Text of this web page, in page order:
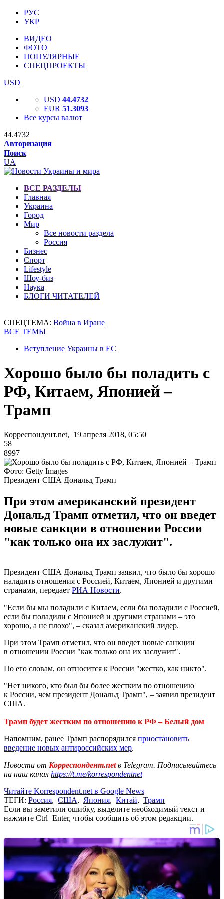
РУС
УКР
ВИДЕО
ФОТО
ПОПУЛЯРНЫЕ
СПЕЦПРОЕКТЫ
USD
USD 44.4732
EUR 51.3093
Все курсы валют
44.4732
Авторизация
Поиск
UA
ВСЕ РАЗДЕЛЫ
Главная
Украина
Город
Мир
Все новости раздела
Россия
Бизнес
Спорт
Lifestyle
Шоу-биз
Наука
БЛОГИ ЧИТАТЕЛЕЙ
СПЕЦТЕМА: Война в Иране
ВСЕ ТЕМЫ
Вступление Украины в ЕС
Хорошо было бы поладить с
РФ, Китаем, Японией –
Трамп
Корреспондент.net, 19 апреля 2018, 05:50
58
8997
Фото: Getty Images
Президент США Дональд Трамп
При этом американский президент
Дональд Трамп отметил, что он введет
новые санкции в отношении России
"как только она их заслужит".
Президент США Дональд Трамп заявил, что было бы хорошо
наладить отношения с Россией, Китаем, Японией и другими
странами, передает РИА Новости.
"Если бы мы поладили с Китаем, если бы поладили с Россией,
если бы поладили с Японией и другими странами – это
хорошо, а не плохо", – сказал американский лидер.
При этом Трамп отметил, что он введет новые санкции
в отношении России "как только она их заслужит".
По его словам, он относится к России "жестко, как никто".
"Нет никого, кто был бы более жестким по отношению
к России, чем президент Дональд Трамп", – заявил президент
США.
Трамп будет жестким по отношению к РФ – Белый дом
Напомним, ранее Трамп распорядился приостановить
введение новых антироссийских мер.
Новости от Корреспондент.netв Telegram. Подписывайтесь
на наш канал https://t.me/korrespondentnet
Читайте Korrespondent.net в Google News
ТЕГИ: Россия, США, Япония, Китай, Трамп
Если вы заметили ошибку, выделите необходимый текст и
нажмите Ctrl+Enter, чтобы сообщить об этом редакции.